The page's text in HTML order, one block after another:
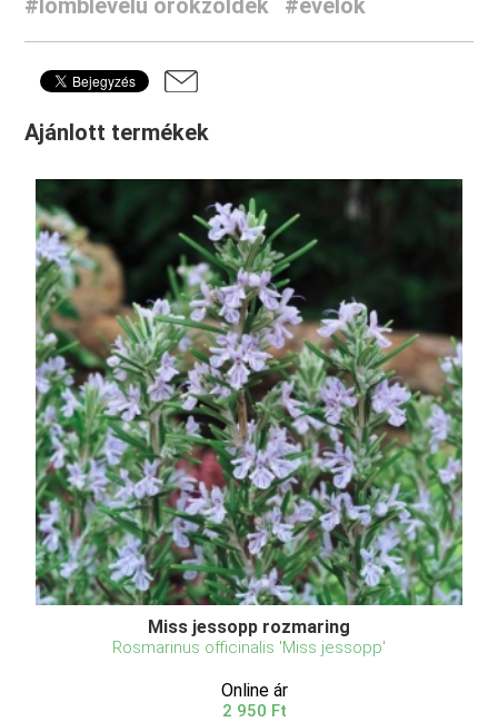
Ajánlott termékek
Miss jessopp rozmaring
Rosmarinus officinalis 'Miss jessopp'
Online ár
2 950 Ft